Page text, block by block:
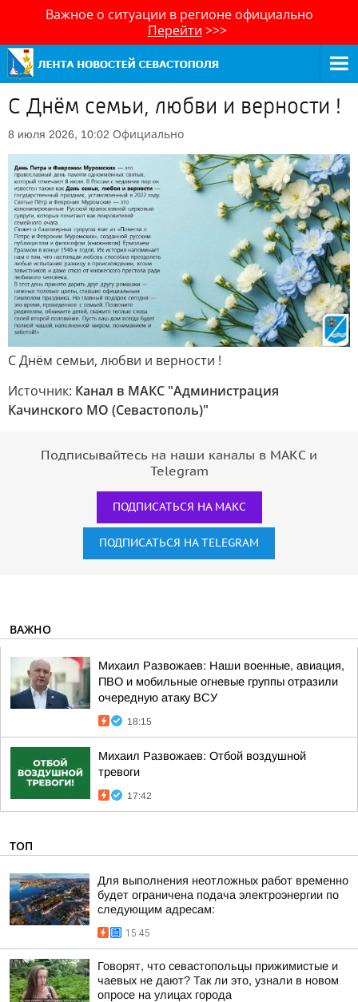
Важное о ситуации в регионе официально
Перейти >>>
С Днём семьи, любви и верности !
8 июля 2026, 10:02 Официально
С Днём семьи, любви и верности !
Источник: Канал в МАКС "Администрация
Качинского МО (Севастополь)"
Подписывайтесь на наши каналы в МАКС и
Telegram
ПОДПИСАТЬСЯ НА МАКС
ПОДПИСАТЬСЯ НА TELEGRAM
ВАЖНО
Михаил Развожаев: Наши военные, авиация,
ПВО и мобильные огневые группы отразили
очередную атаку ВСУ
18:15
Михаил Развожаев: Отбой воздушной
тревоги
17:42
ТОП
Для выполнения неотложных работ временно
будет ограничена подача электроэнергии по
следующим адресам:
15:45
Говорят, что севастопольцы прижимистые и
чаевых не дают? Так ли это, узнали в новом
опросе на улицах города